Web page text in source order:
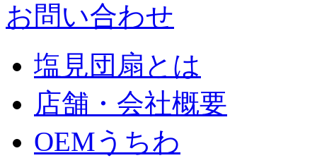
お問い合わせ
塩見団扇とは
店舗・会社概要
OEMうちわ